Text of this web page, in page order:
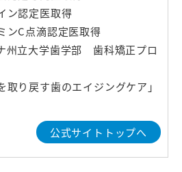
ン認定医取得
C点滴認定医取得
立大学歯学部 歯科矯正プロ
り戻す歯のエイジングケア」
公式サイトトップへ